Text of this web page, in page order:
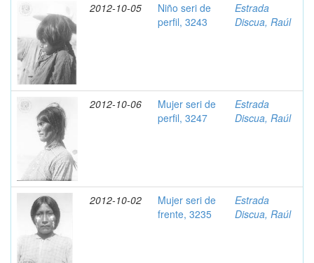
2012-10-05
Niño seri de
perfil, 3243
Estrada
Discua, Raúl
2012-10-06
Mujer seri de
perfil, 3247
Estrada
Discua, Raúl
2012-10-02
Mujer seri de
frente, 3235
Estrada
Discua, Raúl